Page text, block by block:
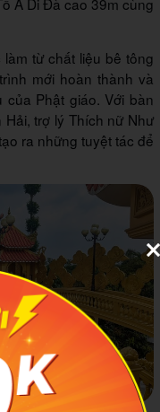
từ chất liệu bê tông
mới hoàn thành và
Phật giáo. Với bàn
trợ lý Thích nữ Như
ra những tuyệt tác để